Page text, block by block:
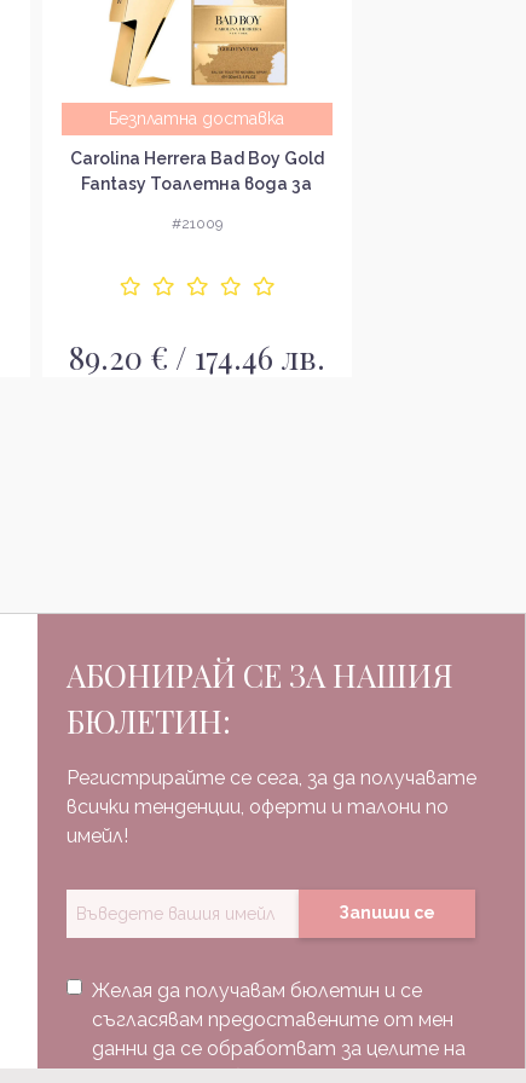
Безплатна доставка
Carolina Herrera Bad Boy Gold
Fantasy Тоалетна вода за
#21009
89.20 € / 174.46 лв.
АБОНИРАЙ СЕ ЗА НАШИЯ
БЮЛЕТИН:
Регистрирайте се сега, за да получавате
всички тенденции, оферти и талони по
имейл!
Запиши се
Желая да получавам бюлетин и се
съгласявам предоставените от мен
данни да се обработват за целите на